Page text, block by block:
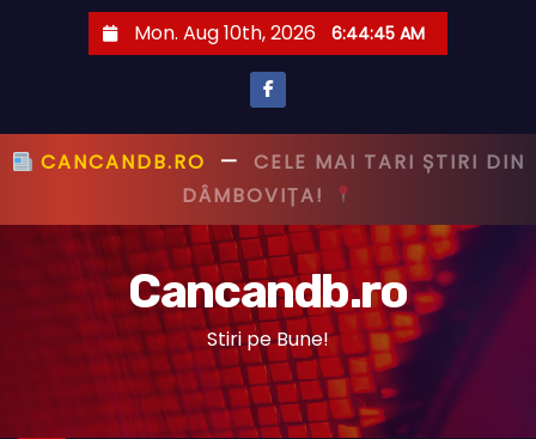
Mon. Aug 10th, 2026 6:44:46 AM
CANCANDB.RO—PRIMUL CU ȘTIREA,
PRIMUL CU ADEVĂRUL!
Cancandb.ro
Stiri pe Bune!